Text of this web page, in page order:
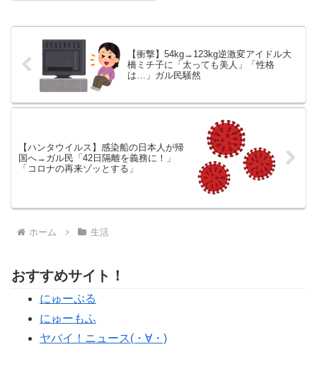
【衝撃】54kg→123kg逆激変アイドル大
橋ミチ子に「太っても美人」「性格
は…」ガル民騒然
【ハンタウイルス】感染船の日本人が帰
国へ→ガル民「42日隔離を義務に！」
「コロナの再来ゾッとする」
ホーム 生活
おすすめサイト！
にゅーぷる
にゅーもふ
ヤバイ！ニュース(・∀・)